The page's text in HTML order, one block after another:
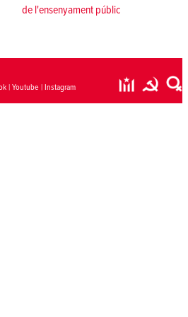
de l'ensenyament públic
| Youtube| Instagram